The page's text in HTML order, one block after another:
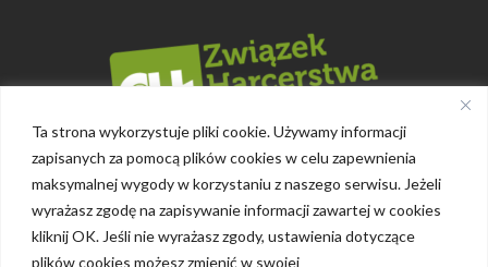
Ta strona wykorzystuje pliki cookie. Używamy informacji
zapisanych za pomocą plików cookies w celu zapewnienia
maksymalnej wygody w korzystaniu z naszego serwisu. Jeżeli
wyrażasz zgodę na zapisywanie informacji zawartej w cookies
kliknij OK. Jeśli nie wyrażasz zgody, ustawienia dotyczące
plików cookies możesz zmienić w swojej